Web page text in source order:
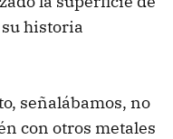
historia
señalábamos, no
con otros metales